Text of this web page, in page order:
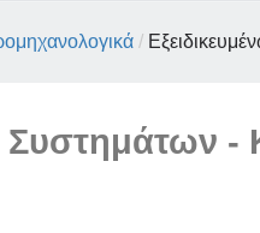
/
Συστημάτων